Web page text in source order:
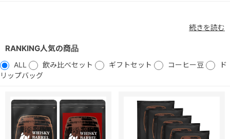
続きを読む
RANKING人気の商品
ALL 飲み比べセット ギフトセット コーヒー豆
ド
リップバッグ